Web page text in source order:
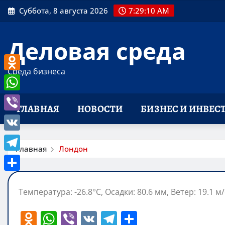
Перейти
к
Суббота, 8 августа 2026 7:29:11 AM
Деловая среда
Среда бизнеса
ГЛАВНАЯ НОВОСТИ БИЗНЕС И
Главная Лондон
Температура: -26.8°C, Осадки: 80.6 мм, Ветер: 19.1
O W Vi V T
Odnoklassniki
WhatsApp
Viber
VK
Telegram
Отправить